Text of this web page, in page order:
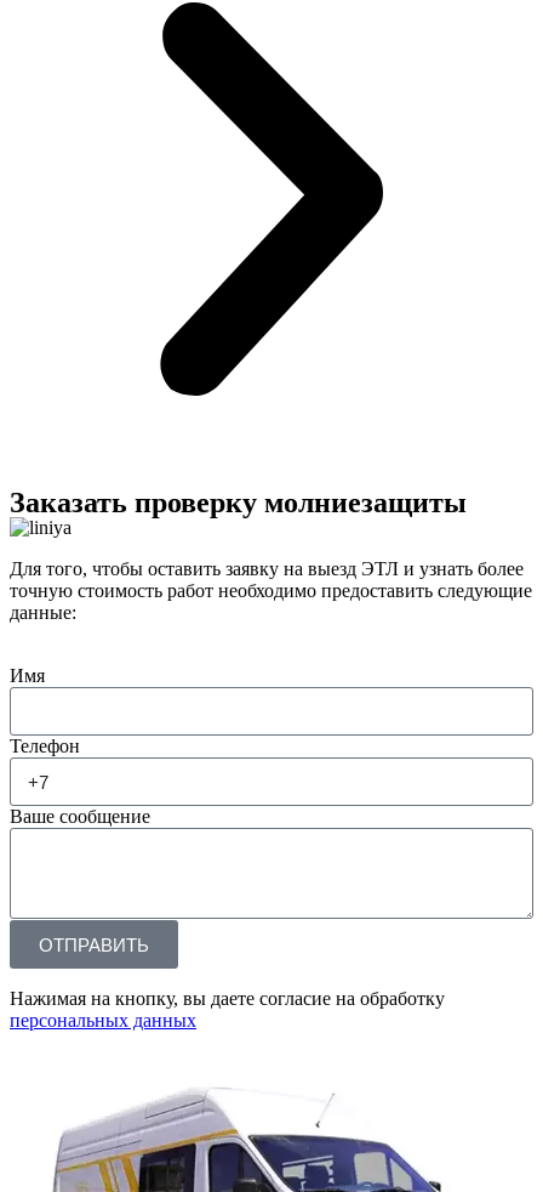
Заказать проверку молниезащиты
Для того, чтобы оставить заявку на выезд ЭТЛ и узнать более
точную стоимость работ необходимо предоставить следующие
данные:
Имя
Телефон
Ваше сообщение
ОТПРАВИТЬ
Нажимая на кнопку, вы даете согласие на обработку
персональных данных